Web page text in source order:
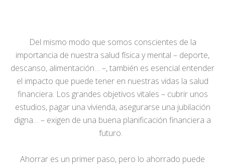
Del mismo modo que somos conscientes de la
importancia de nuestra salud física y mental – deporte,
descanso, alimentación… –, también es esencial entender
el impacto que puede tener en nuestras vidas la salud
financiera. Los grandes objetivos vitales – cubrir unos
estudios, pagar una vivienda, asegurarse una jubilación
digna… – exigen de una buena planificación financiera a
futuro.
Ahorrar es un primer paso, pero lo ahorrado puede